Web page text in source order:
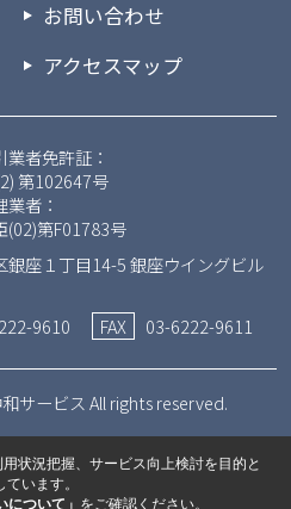
お問い合わせ
アクセスマップ
者免許証：
第102647号
者：
(02)第F01783号
銀座１丁目14-5 銀座ウイングビル
9610 FAX 03-6222-9611
サービス All rights reserved.
状況把握、サービス向上検討を目的と
います。
について」 をご確認ください。